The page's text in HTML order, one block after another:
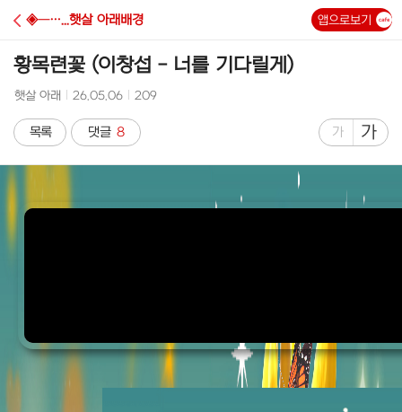
C
A
F
E
◈─…...햇살 아래배경 앱으로보기
황목련꽃 (이창섭 - 너를 기다릴게)
작
자
햇살 아래
작
시
간
26.05.06
조
수
209
목록 댓글 8
글
기
가
글
기
가